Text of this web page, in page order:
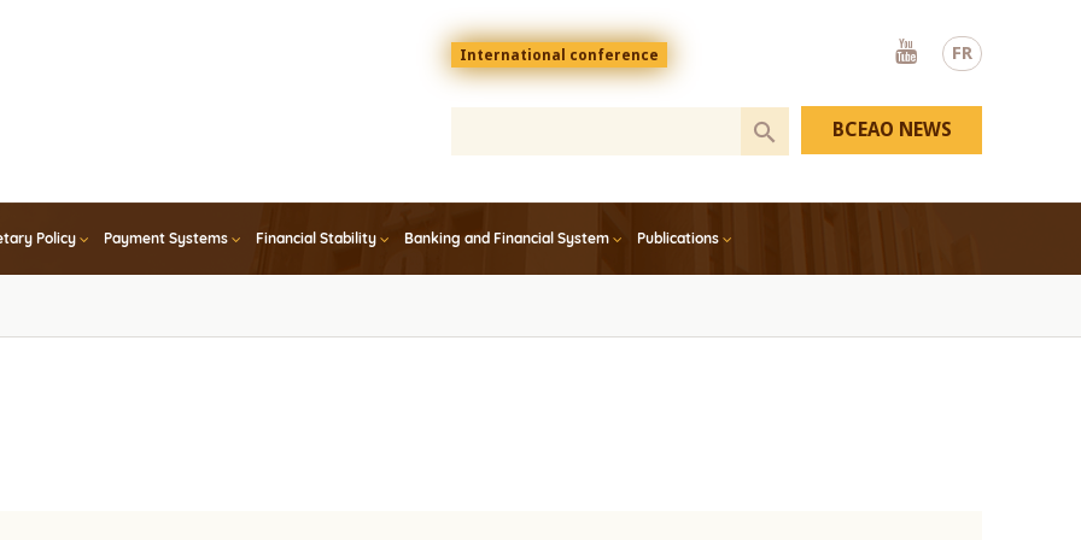
FR
Menu
top
En
International conference
Youtube
Policy Payment Systems Financial Stability Banking and Financial System Publications
BCEAO NEWS